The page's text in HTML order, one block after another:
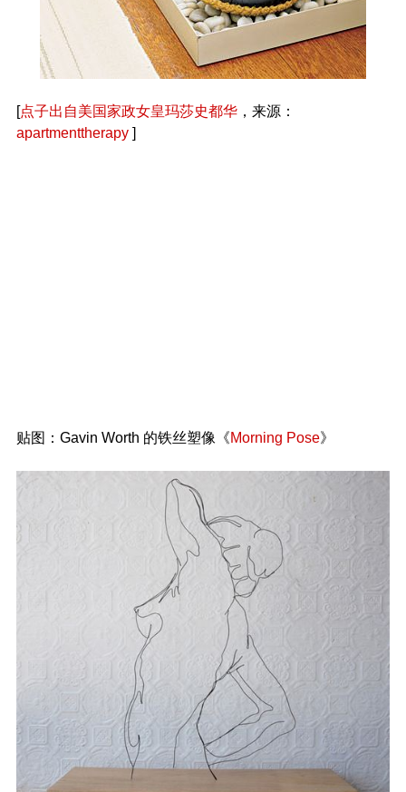
[点子出自美国家政女皇玛莎史都华，来源：
apartmenttherapy]
贴图：Gavin Worth 的铁丝塑像《Morning Pose》